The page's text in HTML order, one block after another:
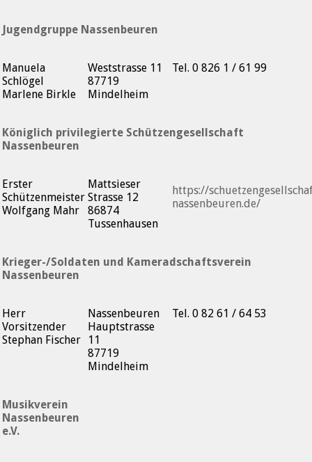
Jugendgruppe Nassenbeuren
Manuela
Schlögel
Marlene Birkle
Weststrasse 11
87719
Mindelheim
Tel. 0 826 1 / 61 99
Königlich privilegierte Schützengesellschaft
Nassenbeuren
Erster
Schützenmeister
Wolfgang Mahr
Mattsieser
Strasse 12
86874
Tussenhausen
https://
nassenbeuren.de/
Krieger-/Soldaten und Kameradschaftsverein
Nassenbeuren
Herr
Vorsitzender
Stephan Fischer
Nassenbeuren
Hauptstrasse
11
87719
Mindelheim
Tel. 0 82 61 / 64 53
Musikverein
Nassenbeuren
e.V.